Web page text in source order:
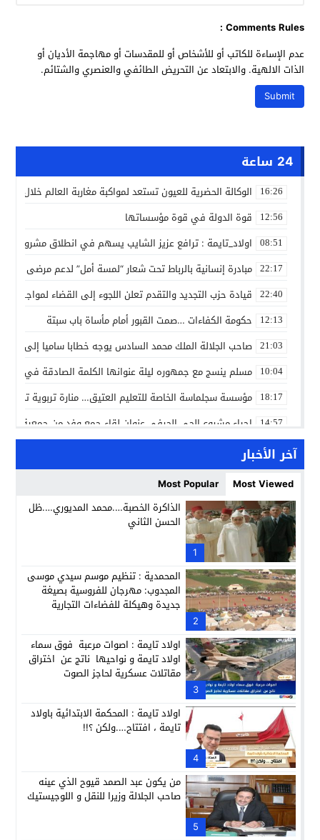
Comments Rules :
عدم الإساءة للكاتب أو للأشخاص أو للمقدسات أو مهاجمة الأديان أو
الذات الالهية. والابتعاد عن التحريض الطائفي والعنصري والشتائم.
24 ساعة
16:26 الوكالة الحضرية للعيون تستعد لمواكبة مغاربة العالم خلال
12:56 قوة الدولة في قوة مؤسساتها
08:51 اولاد_تايمة : ترافع عزيز الشايب يسهم في انطلاق مشروع
22:17 مبادرة إنسانية بالرباط تحت شعار “لمسة أمل” لدعم مرضى
22:40 قيادة حزب التجديد والتقدم تعلن اللجوء إلى القضاء لمواجهة
12:13 حكومة الكفاءات …صمت القبور أمام مأساة باب سبتة
21:03 صاحب الجلالة الملك محمد السادس يوجه خطابا ساميا إلى
10:04 مسلم ينسج مع جمهوره ليلة عنوانها الكلمة الصادقة في
18:17 مؤسسة سجلماسة الخاصة للتعليم العتيق… منارة تربوية تجمع
14:57 إحياء مشروع الحي الحرفي عنوان لقاء جمع وفد من جمعية
14:24 بن كيران يهاجم “البام”: “حزب الفساد وقياداته انتهى
كمال محرر يقود استئنافية تارودانت: مسار قضائي راسخ ورؤية
11:05 حبشان وكيلاً عاماً بتارودانت: ترقية جديدة في الحركة القضائية
21:28 حزب الديمقراطيين الجدد يؤسس منظمتي شباب ونساء الصحراء
13:37 عطش أولاد تايمة وسياسة “الحبة والقبة”: هل أصبح الماء إنجازاً
آخر الأخبار
Most Viewed
Most Popular
1
الذاكرة الخصبة….محمد المديوري….ظل
الحسن الثاني
2
المحمدية : تنظيم موسم سيدي موسى
المجدوب: مهرجان للفروسية بصيغة
جديدة وهيكلة للفضاءات التجارية
3
اولاد تايمة : اصوات مرعبة فوق سماء
اولاد تايمة و نواحيها ناتج عن اختراق
مقاتلات عسكرية لحاجز الصوت
4
اولاد تايمة : المحكمة الابتدائية باولاد
تايمة ، افتتاح….ولكن ؟!!
5
من يكون عبد الصمد قيوح الذي عينه
صاحب الجلالة وزيرا للنقل و اللوجيستيك